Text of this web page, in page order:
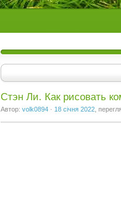
Стэн Ли. Как рисовать
Автор: volk0894 · 18 січня 2022 ,